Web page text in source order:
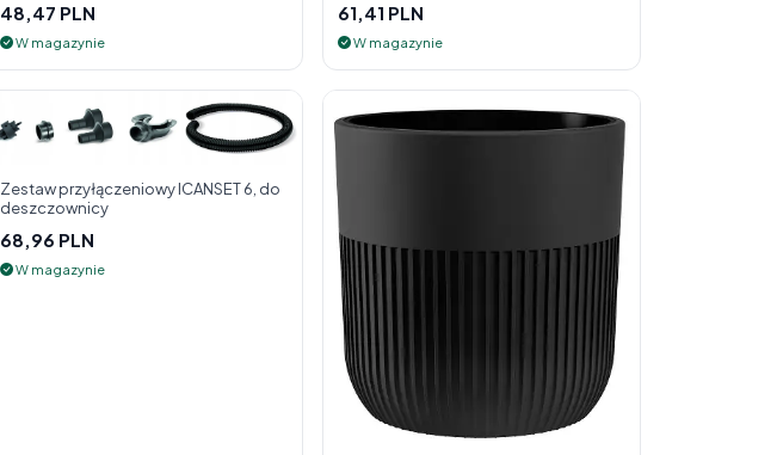
48,47 PLN
W magazynie
61,41 PLN
W magazynie
Zestaw przyłączeniowy ICANSET 6, do
deszczownicy
68,96 PLN
W magazynie